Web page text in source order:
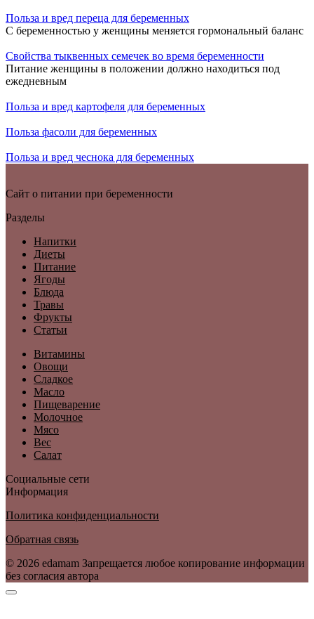
Польза и вред переца для беременных
С беременностью у женщины меняется гормональный баланс
Свойства тыквенных семечек во время беременности
Питание женщины в положении должно находиться под
ежедневным
Польза и вред картофеля для беременных
Польза фасоли для беременных
Польза и вред чеснока для беременных
Сайт о питании при беременности
Разделы
Напитки
Диеты
Питание
Ягоды
Блюда
Травы
Фрукты
Статьи
Витамины
Овощи
Сладкое
Масло
Пищеварение
Молочное
Мясо
Вес
Салат
Социальные сети
Информация
Политика конфиденциальности
Обратная связь
© 2026 edamam Запрещается любое копирование информации
без согласия автора